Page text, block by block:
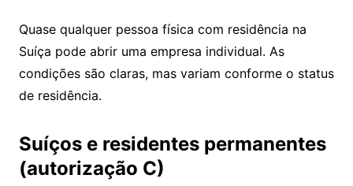
Quase qualquer pessoa física com residência na
Suíça pode abrir uma empresa individual. As
condições são claras, mas variam conforme o status
de residência.
Suíços e residentes permanentes
(autorização C)